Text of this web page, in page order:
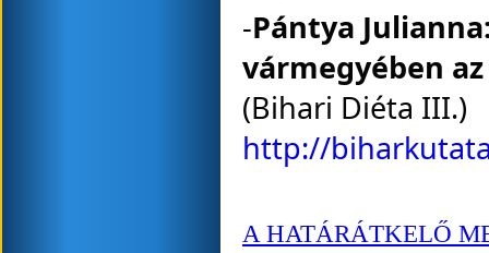
-Pántya
vármegyében
(Bihari Diéta III.)
http://
A HATÁRÁTKELŐ